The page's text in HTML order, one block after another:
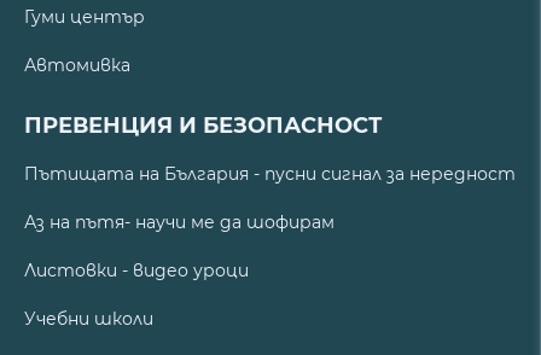
Гуми център
Автомивка
ПРЕВЕНЦИЯ И БЕЗОПАСНОСТ
Пътищата на България - пусни сигнал за нередност
Аз на пътя- научи ме да шофирам
Листовки - видео уроци
Учебни школи